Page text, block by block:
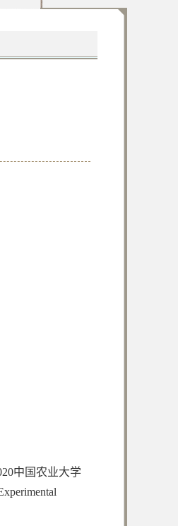
中国农业大学